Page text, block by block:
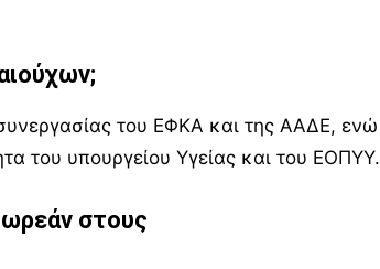
;
του ΕΦΚΑ και της ΑΑΔΕ, ενώ
του υπουργείου Υγείας και του ΕΟΠΥΥ.
στους